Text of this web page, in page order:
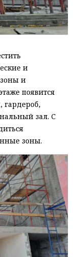
и
и
появится
гардероб,
зал. С
зоны.